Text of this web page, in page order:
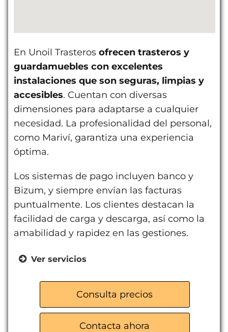
En Unoil Trasteros ofrecen trasteros y
guardamuebles con excelentes
instalaciones que son seguras, limpias y
accesibles. Cuentan con diversas
dimensiones para adaptarse a cualquier
necesidad. La profesionalidad del personal,
como Mariví, garantiza una experiencia
óptima.
Los sistemas de pago incluyen banco y
Bizum, y siempre envían las facturas
puntualmente. Los clientes destacan la
facilidad de carga y descarga, así como la
amabilidad y rapidez en las gestiones.
Ver servicios
Guardamuebles
Sistemas de pago por banco y
Bizum
Consulta precios
Contacta ahora